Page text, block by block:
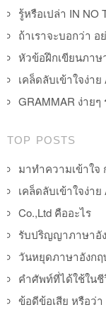
รู้หรือเปล่า IN NO
ถ้าเราจะบอกว่า
หัวข้อฝึกเขียนภาษ
เคล็ดลับเข้าใจง่าย
GRAMMAR ง่ายๆ
TOP POSTS
มาทำความเข้าใจ
เคล็ดลับเข้าใจง่าย
Co.,Ltd คืออะไร
รับปริญญาภาษาอั
วันหยุดภาษาอังกฤ
คำศัพท์ที่ได้ใช้ในชี
ข้อดีข้อเสีย หรือว่